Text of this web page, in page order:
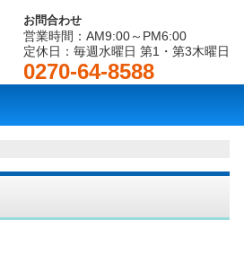
お問合わせ
営業時間：AM9:00～PM6:00
定休日：毎週水曜日 第1・第3木曜日
0270-64-8588